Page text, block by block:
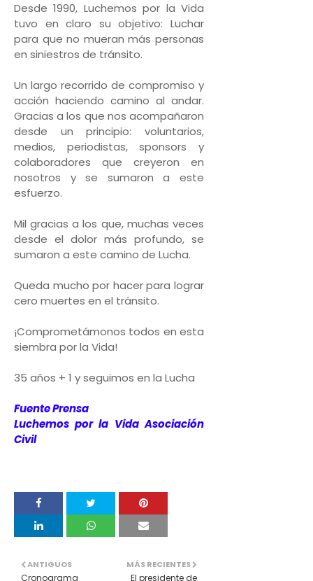
Desde 1990, Luchemos por la Vida
tuvo en claro su objetivo: Luchar
para que no mueran más personas
en siniestros de tránsito.
Un largo recorrido de compromiso y
acción haciendo camino al andar.
Gracias a los que nos acompañaron
desde un principio: voluntarios,
medios, periodistas, sponsors y
colaboradores que creyeron en
nosotros y se sumaron a este
esfuerzo.
Mil gracias a los que, muchas veces
desde el dolor más profundo, se
sumaron a este camino de Lucha.
Queda mucho por hacer para lograr
cero muertes en el tránsito.
¡Comprometámonos todos en esta
siembra por la Vida!
35 años + 1 y seguimos en la Lucha
Fuente Prensa
Luchemos por la Vida Asociación
Civil
MÁS RECIENTES
El presidente de
ANTIGUOS
Cronograma